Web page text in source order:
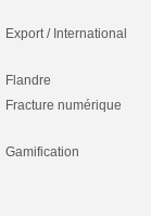
Export / International
Flandre
Fracture numérique
Gamification